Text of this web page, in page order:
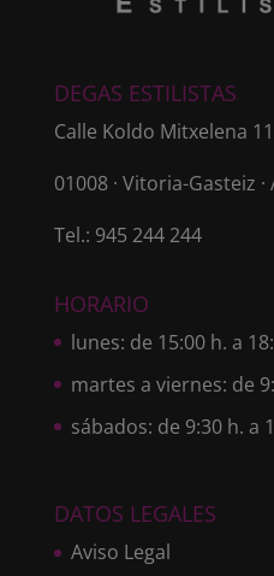
DEGAS ESTILISTAS
Calle Koldo Mitxelena 11
01008 · Vitoria-Gasteiz ·
Tel.: 945 244 244
HORARIO
lunes: de 15:00 h. a
martes a viernes: de
sábados: de 9:30 h. a
DATOS LEGALES
Aviso Legal